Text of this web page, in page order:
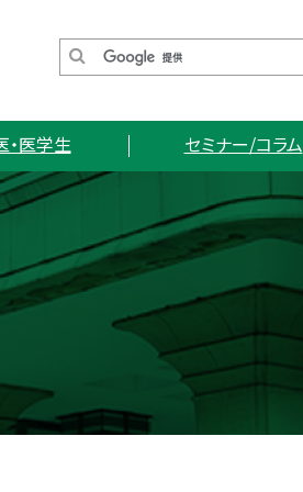
・医学生 セミナー/コラム